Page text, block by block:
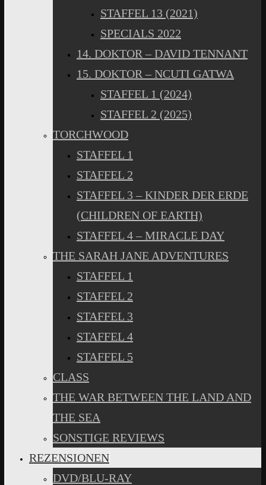
STAFFEL 13 (2021)
SPECIALS 2022
14. DOKTOR – DAVID TENNANT
15. DOKTOR – NCUTI GATWA
STAFFEL 1 (2024)
STAFFEL 2 (2025)
TORCHWOOD
STAFFEL 1
STAFFEL 2
STAFFEL 3 – KINDER DER ERDE
(CHILDREN OF EARTH)
STAFFEL 4 – MIRACLE DAY
THE SARAH JANE ADVENTURES
STAFFEL 1
STAFFEL 2
STAFFEL 3
STAFFEL 4
STAFFEL 5
CLASS
THE WAR BETWEEN THE LAND AND
THE SEA
SONSTIGE REVIEWS
REZENSIONEN
DVD/BLU-RAY